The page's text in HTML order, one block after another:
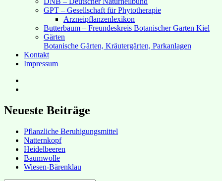
GPT – Gesellschaft für Phytotherapie
Arzneipflanzenlexikon
Butterbaum – Freundeskreis Botanischer Garten Kiel
Gärten
Botanische Gärten, Kräutergärten, Parkanlagen
Kontakt
Impressum
Instagram
Neueste Beiträge
Pflanzliche Beruhigungsmittel
Natternkopf
Heidelbeeren
Baumwolle
Wiesen-Bärenklau